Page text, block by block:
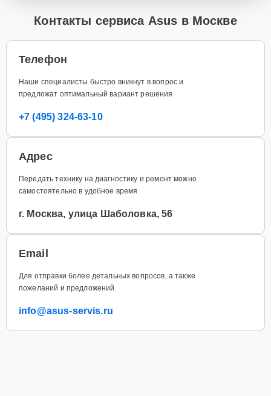
Контакты сервиса Asus в Москве
Телефон
Наши специалисты быстро вникнут в вопрос и
предложат оптимальный вариант решения
+7 (495) 324-63-10
Адрес
Передать технику на диагностику и ремонт можно
самостоятельно в удобное время
г. Москва, улица Шаболовка, 56
Email
Для отправки более детальных вопросов, а также
пожеланий и предложений
info@asus-servis.ru